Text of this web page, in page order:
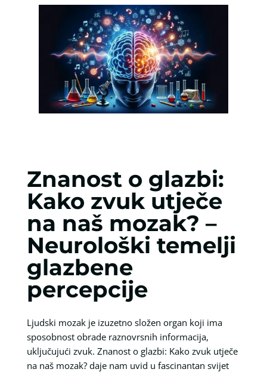
Znanost o glazbi:
Kako zvuk utječe
na naš mozak? –
Neurološki temelji
glazbene
percepcije
Ljudski mozak je izuzetno složen organ koji ima
sposobnost obrade raznovrsnih informacija,
uključujući zvuk. Znanost o glazbi: Kako zvuk utječe
na naš mozak? daje nam uvid u fascinantan svijet